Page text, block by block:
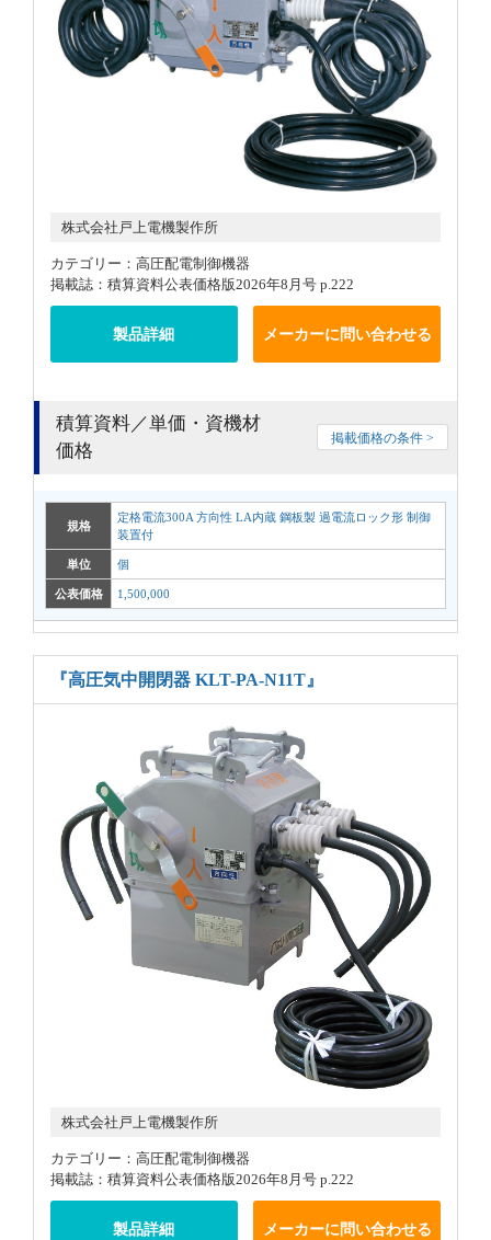
株式会社戸上電機製作所
カテゴリー：高圧配電制御機器
掲載誌：積算資料公表価格版2026年8月号 p.222
製品詳細 メーカーに問い合わせる
積算資料／単価・資機材
価格
掲載価格の条件 >
規格
定格電流300A 方向性 LA内蔵 鋼板製 過電流ロック形 制御
装置付
単位 個
公表価格 1,500,000
『高圧気中開閉器 KLT-PA-N11T』
株式会社戸上電機製作所
カテゴリー：高圧配電制御機器
掲載誌：積算資料公表価格版2026年8月号 p.222
製品詳細 メーカーに問い合わせる